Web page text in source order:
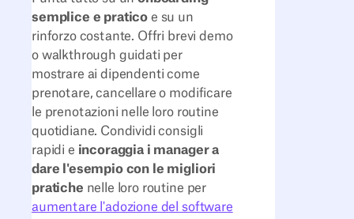
semplice e pratico e su un
rinforzo costante. Offri brevi demo
o walkthrough guidati per
mostrare ai dipendenti come
prenotare, cancellare o modificare
le prenotazioni nelle loro routine
quotidiane. Condividi consigli
rapidi e incoraggia i manager a
dare l'esempio con le migliori
pratiche nelle loro routine per
aumentare l'adozione del software